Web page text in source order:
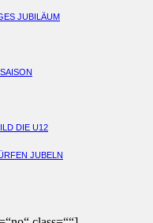
JUBILÄUM
DIE U12
JUBELN